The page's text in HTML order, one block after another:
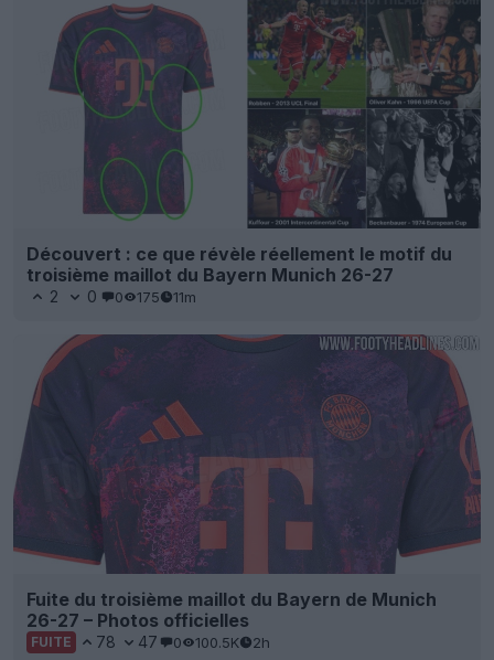
Découvert : ce que révèle réellement le motif du
troisième maillot du Bayern Munich 26-27
2 0 0 175 11m
Fuite du troisième maillot du Bayern de Munich
26-27 – Photos officielles
FUITE 78 47 0 100.5K 2h